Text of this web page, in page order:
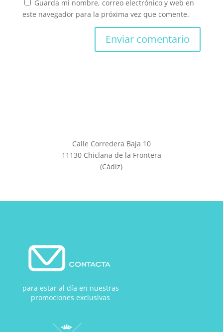
Guarda mi nombre, correo electrónico y web en
este navegador para la próxima vez que comente.
Calle Corredera Baja 10
11130 Chiclana de la Frontera
(Cádiz)
para estar al día en nuestras
promociones exclusivas